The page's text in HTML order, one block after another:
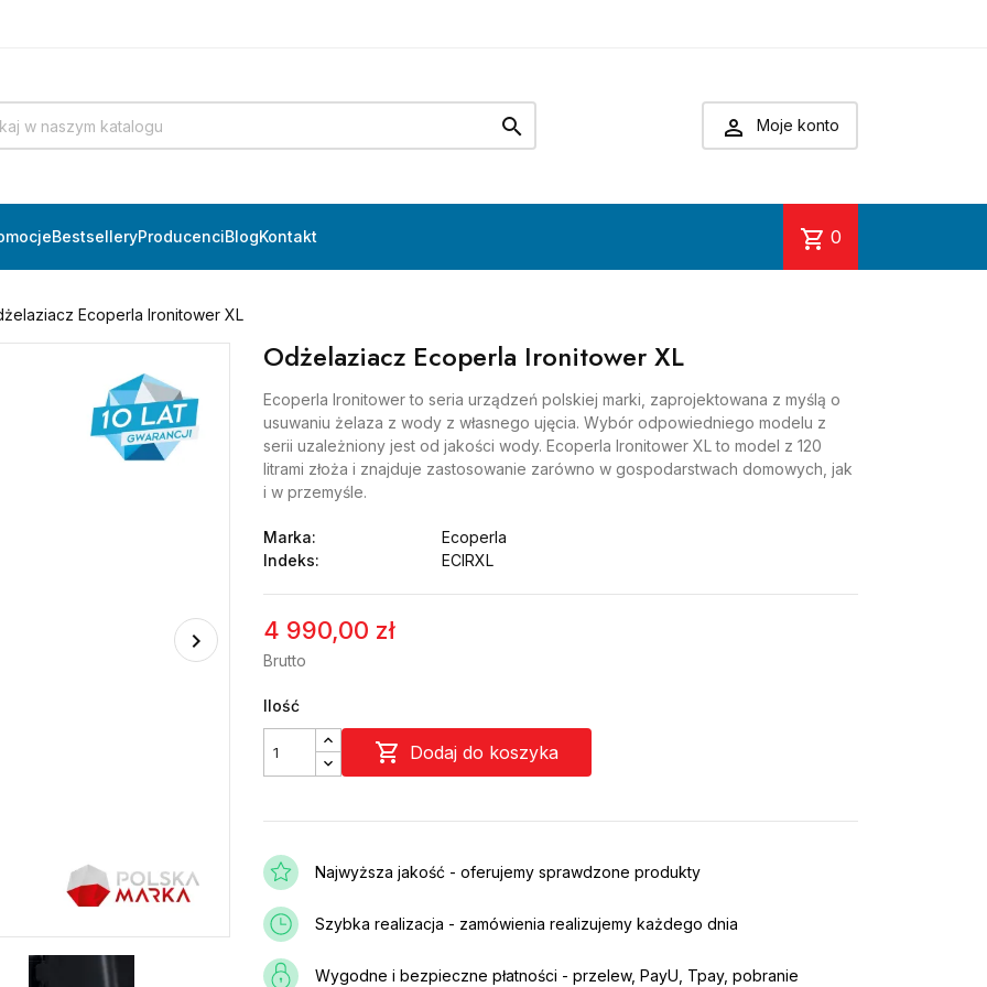
  Moje konto
BestselleryProducenciBlogKontakt shopping_cart 0
Ecoperla Ironitower XL
Odżelaziacz Ecoperla Ironitower XL
Ecoperla Ironitower to seria urządzeń polskiej marki, zaprojektowana z myślą o
usuwaniu żelaza z wody z własnego ujęcia. Wybór odpowiedniego modelu z
serii uzależniony jest od jakości wody. Ecoperla Ironitower XL to model z 120
litrami złoża i znajduje zastosowanie zarówno w gospodarstwach domowych, jak
i w przemyśle.
Marka:
Ecoperla
Indeks:
ECIRXL
4 990,00 zł
Brutto
Ilość
 Dodaj do koszyka
Najwyższa jakość - oferujemy sprawdzone produkty
Szybka realizacja - zamówienia realizujemy każdego dnia
Wygodne i bezpieczne płatności - przelew, PayU, Tpay, pobranie